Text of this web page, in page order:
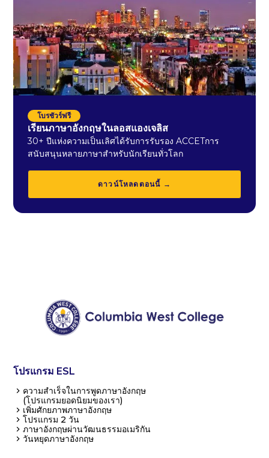
โบรชัวร์ฟรี
เรียนภาษาอังกฤษในลอสแองเจลิส
30+ ปีแห่งความเป็นเลิศได้รับการรับรอง ACCETการ
สนับสนุนหลายภาษาสำหรับนักเรียนทั่วโลก
ดาวน์โหลดตอนนี้ →
โปรแกรม ESL
ความสำเร็จในการพูดภาษาอังกฤษ
(โปรแกรมยอดนิยมของเรา)
เพิ่มศักยภาพภาษาอังกฤษ
โปรแกรม 2 วัน
ภาษาอังกฤษผ่านวัฒนธรรมอเมริกัน
วันหยุดภาษาอังกฤษ